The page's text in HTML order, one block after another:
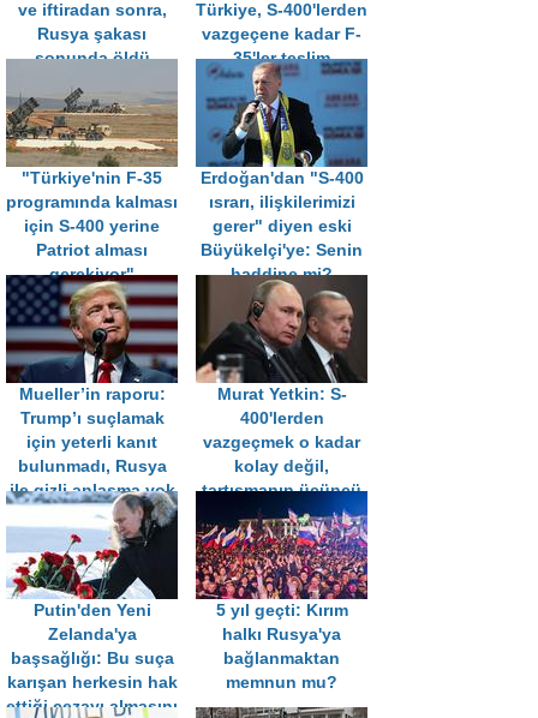
ve iftiradan sonra,
Rusya şakası
sonunda öldü
Türkiye, S-400'lerden
vazgeçene kadar F-
35'ler teslim
edilmesin
"Türkiye'nin F-35
programında kalması
için S-400 yerine
Patriot alması
gerekiyor"
Erdoğan'dan "S-400
ısrarı, ilişkilerimizi
gerer" diyen eski
Büyükelçi'ye: Senin
haddine mi?
Mueller’in raporu:
Trump’ı suçlamak
için yeterli kanıt
bulunmadı, Rusya
ile gizli anlaşma yok
Murat Yetkin: S-
400'lerden
vazgeçmek o kadar
kolay değil,
tartışmanın üçüncü
tarafı Putin
Putin'den Yeni
Zelanda'ya
başsağlığı: Bu suça
karışan herkesin hak
ettiği cezayı almasını
5 yıl geçti: Kırım
halkı Rusya'ya
bağlanmaktan
memnun mu?